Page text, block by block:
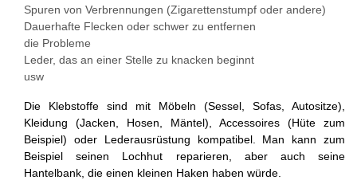
Spuren von Verbrennungen (Zigarettenstumpf oder andere)
Dauerhafte Flecken oder schwer zu entfernen
die Probleme
Leder, das an einer Stelle zu knacken beginnt
usw
Die Klebstoffe sind mit Möbeln (Sessel, Sofas, Autositze),
Kleidung (Jacken, Hosen, Mäntel), Accessoires (Hüte zum
Beispiel) oder Lederausrüstung kompatibel. Man kann zum
Beispiel seinen Lochhut reparieren, aber auch seine
Hantelbank, die einen kleinen Haken haben würde.